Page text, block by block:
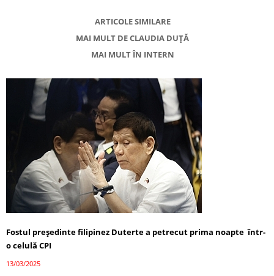
ARTICOLE SIMILARE
MAI MULT DE CLAUDIA DUȚĂ
MAI MULT ÎN INTERN
Fostul președinte filipinez Duterte a petrecut prima noapte într-
o celulă CPI
13/03/2025